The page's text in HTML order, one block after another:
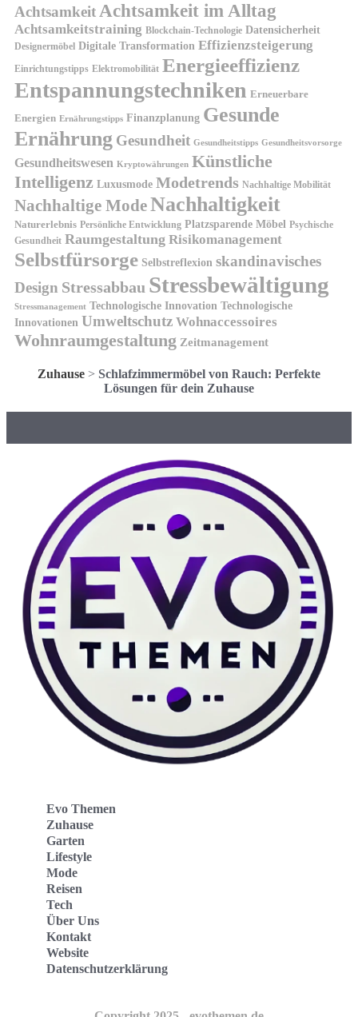
AchtsamkeitAchtsamkeit im Alltag
Achtsamkeitstraining Blockchain-Technologie Datensicherheit
Designermöbel Digitale Transformation Effizienzsteigerung
Einrichtungstipps Elektromobilität Energieeffizienz
Entspannungstechniken Erneuerbare
Energien Ernährungstipps Finanzplanung Gesunde
Ernährung Gesundheit Gesundheitstipps Gesundheitsvorsorge
Gesundheitswesen Kryptowährungen Künstliche
Intelligenz Luxusmode Modetrends Nachhaltige Mobilität
Nachhaltige ModeNachhaltigkeit
Naturerlebnis Persönliche Entwicklung Platzsparende Möbel Psychische
Gesundheit Raumgestaltung Risikomanagement
Selbstfürsorge Selbstreflexion skandinavisches
Design Stressabbau Stressbewältigung
Stressmanagement Technologische Innovation Technologische
Innovationen Umweltschutz Wohnaccessoires
Wohnraumgestaltung Zeitmanagement
Zuhause > Schlafzimmermöbel von Rauch: Perfekte
Lösungen für dein Zuhause
Evo Themen
Zuhause
Garten
Lifestyle
Mode
Reisen
Tech
Über Uns
Kontakt
Website
Datenschutzerklärung